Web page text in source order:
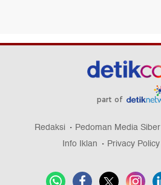
part of
Redaksi Pedoman Media Siber
Info Iklan
Privacy Policy